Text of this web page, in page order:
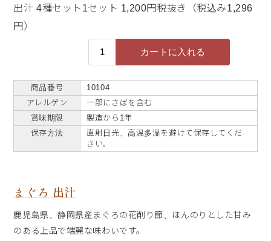
出汁 4種セット1セット 1,200円税抜き（税込み1,296
円）
商品番号
10104
アレルゲン
一部にさばを含む
賞味期限
製造から1年
保存方法
直射日光、高温多湿を避けて保存してくだ
さい。
まぐろ 出汁
鹿児島県、静岡県産まぐろの花削り節、ほんのりとした甘み
のある上品で端麗な味わいです。